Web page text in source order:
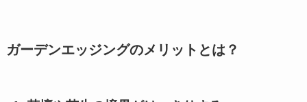
ガーデンエッジングのメリットとは？